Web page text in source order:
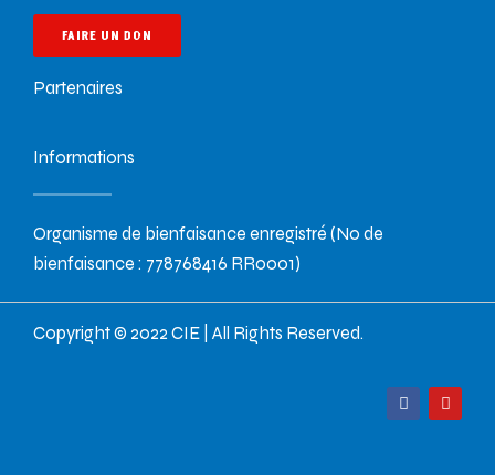
FAIRE UN DON
Partenaires
Informations
Organisme de bienfaisance enregistré (No de
bienfaisance : 778768416 RR0001)
Copyright © 2022 CIE | All Rights Reserved.
F
a
Y
o